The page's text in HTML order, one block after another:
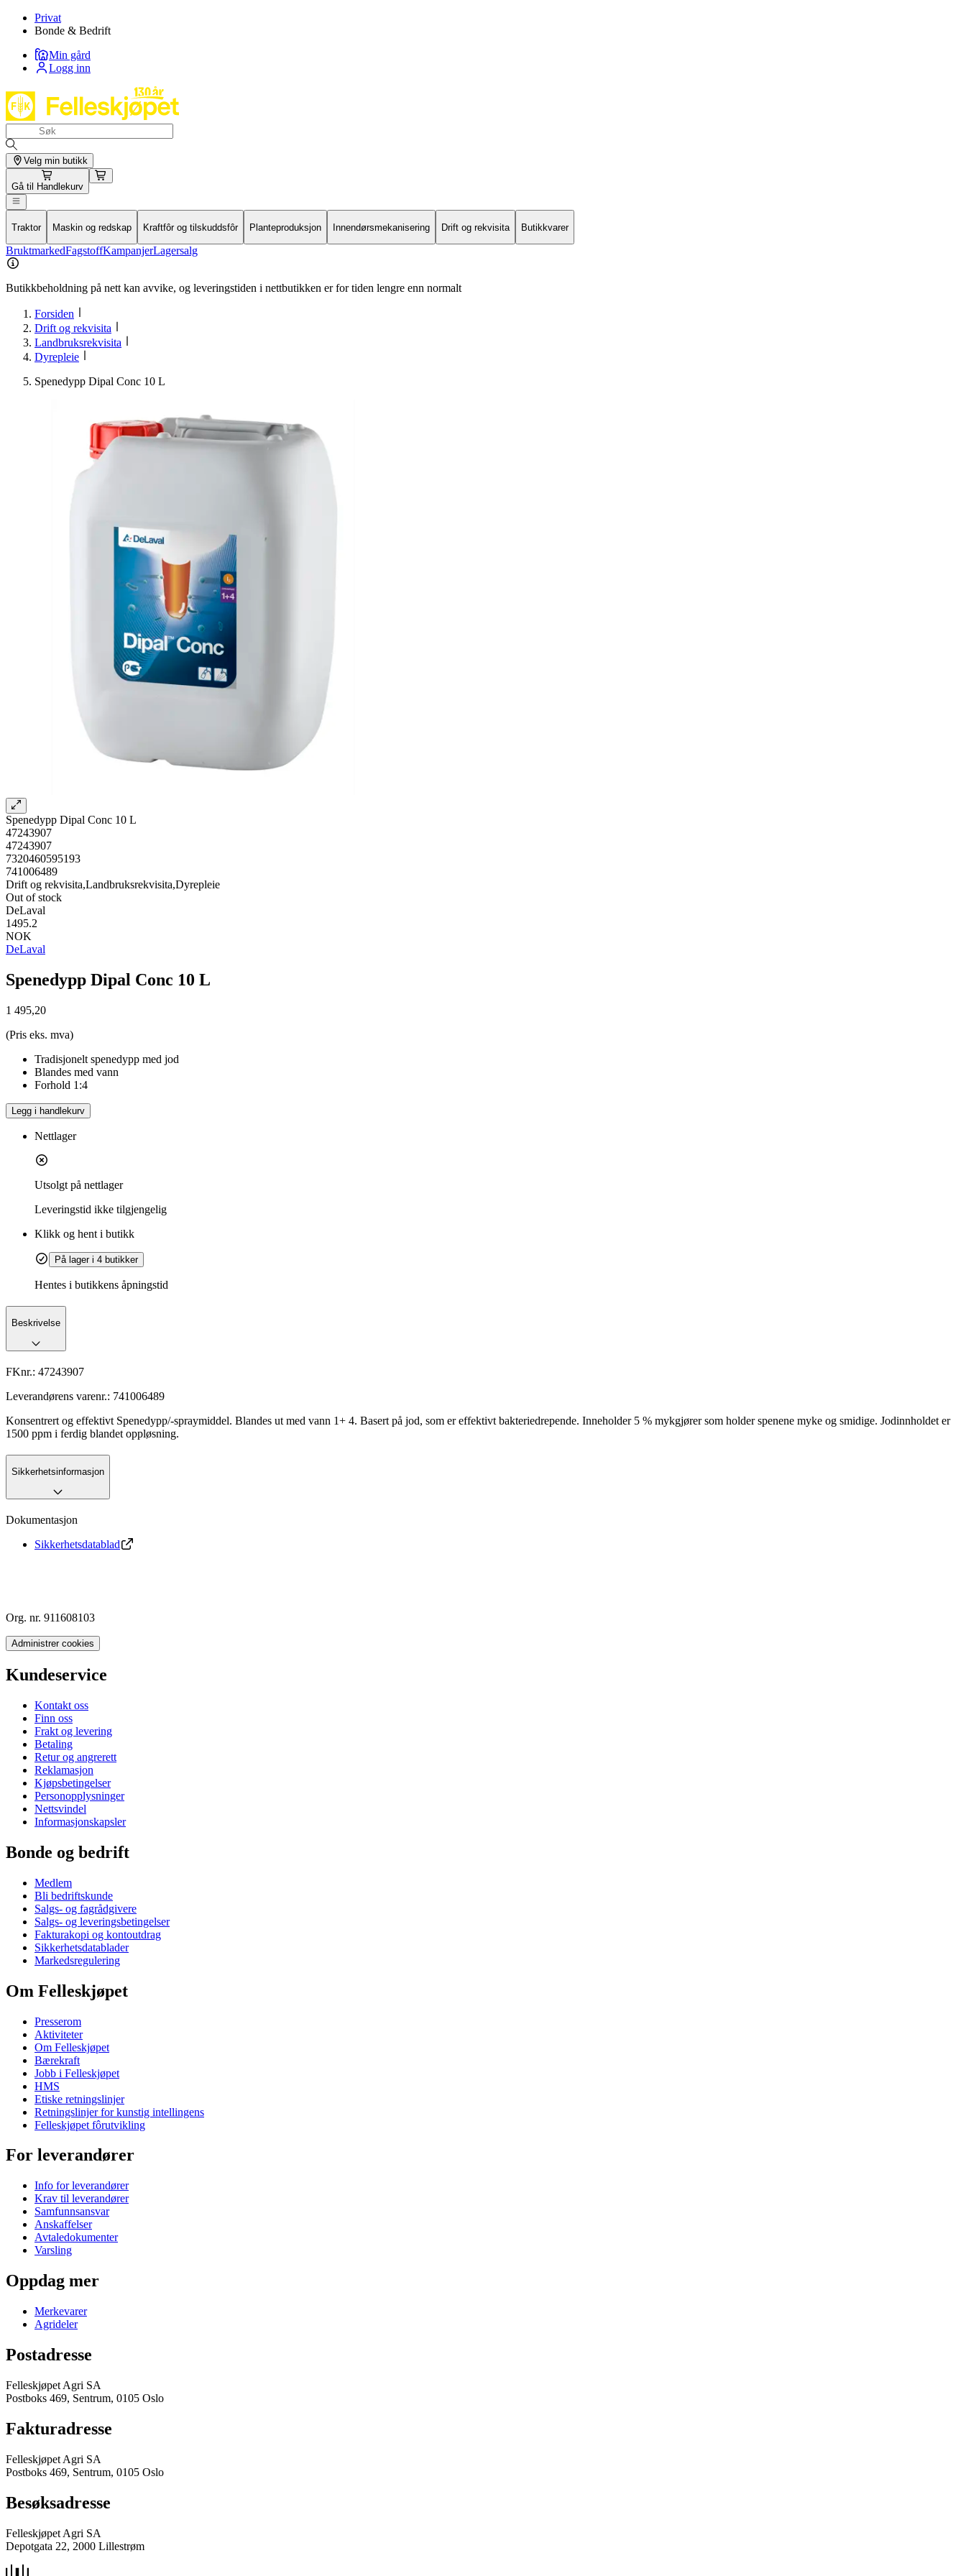
Privat
Bonde & Bedrift
Min gård
Logg inn
Velg min butikk
Gå til Handlekurv
Traktor Maskin og redskap Kraftfôr og tilskuddsfôr Planteproduksjon Innendørsmekanisering Drift og rekvisita Butikkvarer
BruktmarkedFagstoffKampanjerLagersalg
Butikkbeholdning på nett kan avvike, og leveringstiden i nettbutikken er for tiden lengre enn normalt
Forsiden
Drift og rekvisita
Landbruksrekvisita
Dyrepleie
Spenedypp Dipal Conc 10 L
Spenedypp Dipal Conc 10 L
47243907
47243907
7320460595193
741006489
Drift og rekvisita,Landbruksrekvisita,Dyrepleie
Out of stock
DeLaval
1495.2
NOK
DeLaval
Spenedypp Dipal Conc 10 L
1 495,20
(Pris eks. mva)
Tradisjonelt spenedypp med jod
Blandes med vann
Forhold 1:4
Legg i handlekurv
Nettlager
Utsolgt på nettlager
Leveringstid ikke tilgjengelig
Klikk og hent i butikk
På lager i 4 butikker
Hentes i butikkens åpningstid
Beskrivelse
FKnr.: 47243907
Leverandørens varenr.: 741006489
Konsentrert og effektivt Spenedypp/-spraymiddel. Blandes ut med vann 1+ 4. Basert på jod, som er effektivt bakteriedrepende. Inneholder 5 % mykgjører som holder spenene myke og smidige. Jodinnholdet er
1500 ppm i ferdig blandet oppløsning.
Sikkerhetsinformasjon
Dokumentasjon
Sikkerhetsdatablad
Org. nr. 911608103
Administrer cookies
Kundeservice
Kontakt oss
Finn oss
Frakt og levering
Betaling
Retur og angrerett
Reklamasjon
Kjøpsbetingelser
Personopplysninger
Nettsvindel
Informasjonskapsler
Bonde og bedrift
Medlem
Bli bedriftskunde
Salgs- og fagrådgivere
Salgs- og leveringsbetingelser
Fakturakopi og kontoutdrag
Sikkerhetsdatablader
Markedsregulering
Om Felleskjøpet
Presserom
Aktiviteter
Om Felleskjøpet
Bærekraft
Jobb i Felleskjøpet
HMS
Etiske retningslinjer
Retningslinjer for kunstig intellingens
Felleskjøpet fôrutvikling
For leverandører
Info for leverandører
Krav til leverandører
Samfunnsansvar
Anskaffelser
Avtaledokumenter
Varsling
Oppdag mer
Merkevarer
Agrideler
Postadresse
Felleskjøpet Agri SA
Postboks 469, Sentrum, 0105 Oslo
Fakturadresse
Felleskjøpet Agri SA
Postboks 469, Sentrum, 0105 Oslo
Besøksadresse
Felleskjøpet Agri SA
Depotgata 22, 2000 Lillestrøm